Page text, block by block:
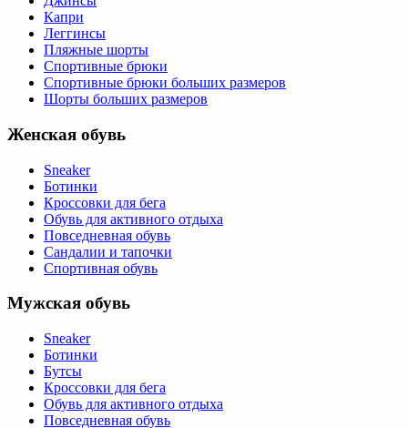
Капри
Леггинсы
Пляжные шорты
Спортивные брюки
Спортивные брюки больших размеров
Шорты больших размеров
Женская обувь
Sneaker
Ботинки
Кроссовки для бега
Обувь для активного отдыха
Повседневная обувь
Сандалии и тапочки
Спортивная обувь
Мужская обувь
Sneaker
Ботинки
Бутсы
Кроссовки для бега
Обувь для активного отдыха
Повседневная обувь